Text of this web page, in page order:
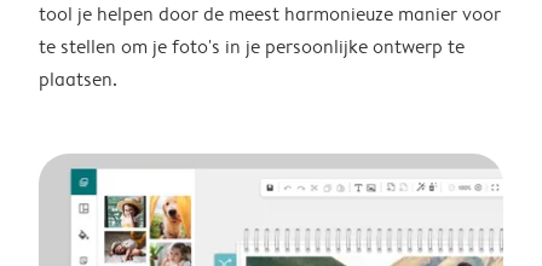
tool je helpen door de meest harmonieuze manier voor
te stellen om je foto's in je persoonlijke ontwerp te
plaatsen.